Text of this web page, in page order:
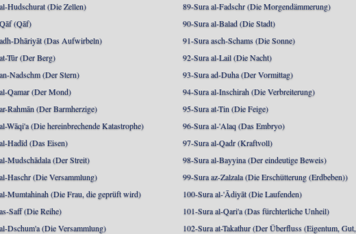
Hudschurat (Die Zellen)
(Qāf)
Dhāriyāt (Das Aufwirbeln)
Tūr (Der Berg)
Nadschm (Der Stern)
Qamar (Der Mond)
Rahmān (Der Barmherzige)
Wāqi'a (Die hereinbrechende Katastrophe)
Hadīd (Das Eisen)
Mudschādala (Der Streit)
Haschr (Die Versammlung)
Mumtahinah (Die Frau, die geprüft wird)
Saff (Die Reihe)
Dschum'a (Die Versammlung)
89-Sura al-Fadschr (Die Morgendämmerung)
90-Sura al-Balad (Die Stadt)
91-Sura asch-Schams (Die Sonne)
92-Sura al-Lail (Die Nacht)
93-Sura ad-Duha (Der Vormittag)
94-Sura al-Inschirah (Die Verbreiterung)
95-Sura at-Tin (Die Feige)
96-Sura al-'Alaq (Das Embryo)
97-Sura al-Qadr (Kraftvoll)
98-Sura al-Bayyina (Der eindeutige Beweis)
99-Sura az-Zalzala (Die Erschütterung (Erdbeben))
100-Sura al-'Ādiyāt (Die Laufenden)
101-Sura al-Qari'a (Das fürchterliche Unheil)
102-Sura at-Takathur (Der Überfluss (Eigentum, Gut,